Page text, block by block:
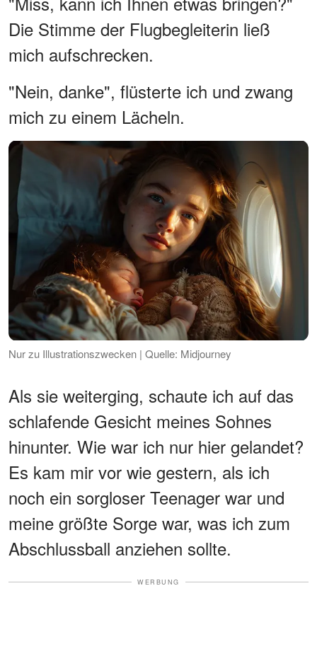
Die Stimme der Flugbegleiterin ließ
mich aufschrecken.
"Nein, danke", flüsterte ich und zwang
mich zu einem Lächeln.
Nur zu Illustrationszwecken | Quelle: Midjourney
Als sie weiterging, schaute ich auf das
schlafende Gesicht meines Sohnes
hinunter. Wie war ich nur hier gelandet?
Es kam mir vor wie gestern, als ich
noch ein sorgloser Teenager war und
meine größte Sorge war, was ich zum
Abschlussball anziehen sollte.
WERBUNG